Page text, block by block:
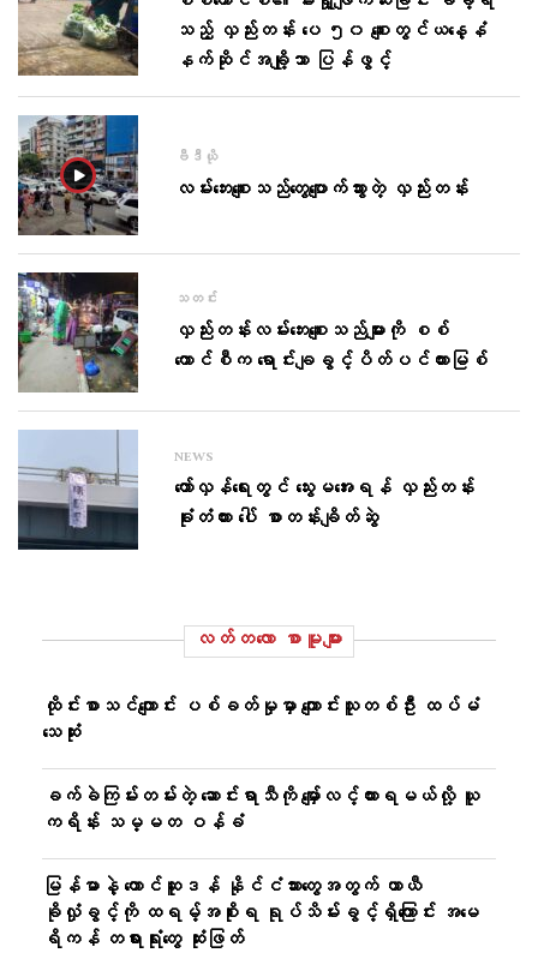
သည့် လှည်းတန်း ပေ ၅၀ စျေးတွင်ယ​နေ့နံ
နက်ဆိုင်အချို့သာ ပြန်ဖွင့်
ဗီဒီယို
လမ်းဘေးစျေးသည်တွေပျောက်သွားတဲ့ လှည်းတန်း
သတင်း
လှည်းတန်းလမ်း​ဘေး​စျေးသည်များကို စစ်​
ကောင်စီက ​ရောင်းချခွင့်ပိတ်ပင်တားမြစ်
NEWS
တော်လှန်ရေးတွင် သွေးမအေးရန် လှည်းတန်း
ခုံးတံတား ပေါ် စာတန်းချိတ်ဆွဲ
လတ်တ‌လော စာမူများ
ထိုင်းစာသင်ကျောင်း ပစ်ခတ်မှုမှာ ကျောင်းသူတစ်ဦး ထပ်မံ
သေဆုံး
ခက်ခဲကြမ်းတမ်းတဲ့ ဆောင်းရာသီကို မျှော်လင့်ထားရမယ်လို့ ယူ
ကရိန်း သမ္မတ ဝန်ခံ
မြန်မာနဲ့ တောင်ဆူဒန် နိုင်ငံသားတွေအတွက် ယာယီ
ခိုလှုံခွင့်ကို ထရမ့်အစိုးရ ရုပ်သိမ်းခွင့်ရှိကြောင်း အမေ
ရိကန် တရားရုံးတွေ ဆုံးဖြတ်